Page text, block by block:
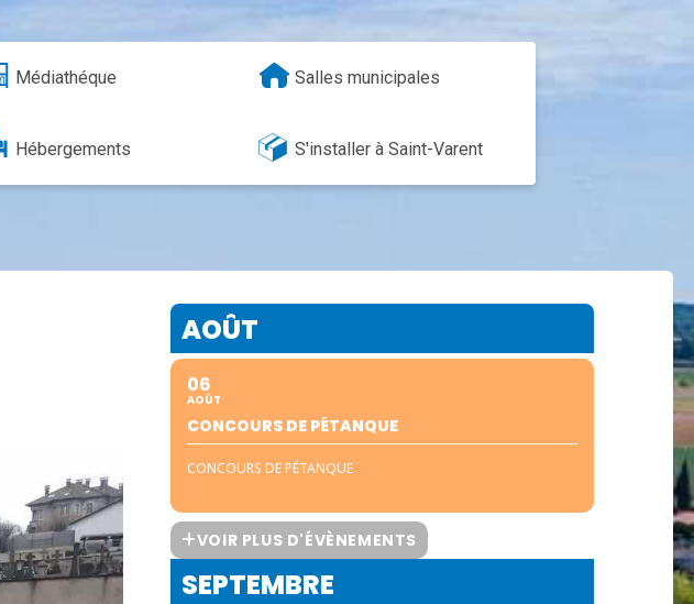
Médiathéque Salles municipales
Hébergements S'installer à Saint-Varent
AOÛT
06
AOÛT
CONCOURS DE PÉTANQUE
CONCOURS DE PÉTANQUE
VOIR PLUS D'ÉVÈNEMENTS
SEPTEMBRE